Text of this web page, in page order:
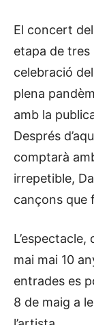
El concert
etapa de tres
celebració
plena
amb la
Després
comptarà
irrepetible,
cançons que
mai mai 10
entrades es
8 de maig a